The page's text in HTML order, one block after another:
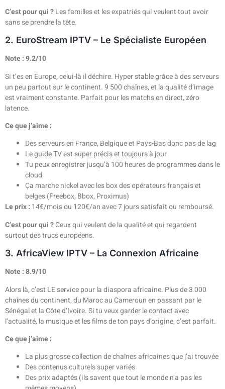
C’est pour qui ?Les familles et les expatriés qui veulent tout avoir
sans se prendre la tête.
2. EuroStream IPTV – Le Spécialiste Européen
Note : 9.2/10
Si t’es en Europe, celui-là il déchire. Hyper stable grâce à des serveurs
un peu partout sur le continent. 9 500 chaînes, et la qualité d’image
est vraiment constante. Parfait pour les matchs en direct, zéro
latence.
Ce que j’aime :
Des serveurs en France, Belgique et Pays-Bas donc pas de lag
Le guide TV est super précis et toujours à jour
Tu peux enregistrer jusqu’à 100 heures de programmes dans le
cloud
Ça marche nickel avec les box des opérateurs français et
belges (Freebox, Bbox, Proximus)
Le prix : 14€/mois ou 120€/an avec 7 jours satisfait ou remboursé.
C’est pour qui ?Ceux qui veulent de la qualité et qui regardent
surtout des trucs européens.
3. AfricaView IPTV – La Connexion Africaine
Note : 8.9/10
Alors là, c’est LE service pour la diaspora africaine. Plus de 3 000
chaînes du continent, du Maroc au Cameroun en passant par le
Sénégal et la Côte d’Ivoire. Si tu veux garder le contact avec
l’actualité, la musique et les films de ton pays d’origine, c’est parfait.
Ce que j’aime :
La plus grosse collection de chaînes africaines que j’ai trouvée
Des contenus culturels super variés
Des prix adaptés (ils savent que tout le monde n’a pas les